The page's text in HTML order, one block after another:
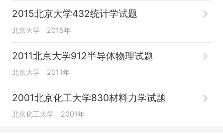
2015北京大学432统计学试题
北京大学 2015年
2011北京大学912半导体物理试题
北京大学 2011年
2001北京化工大学830材料力学试题
北京化工大学 2001年